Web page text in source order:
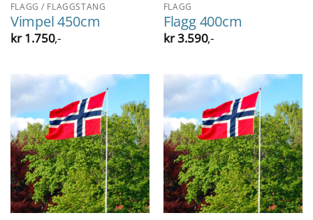
FLAGG / FLAGGSTANG
Vimpel 450cm
kr1.750,-
FLAGG
Flagg 400cm
kr3.590,-